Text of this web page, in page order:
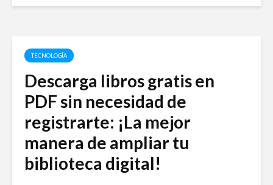
TECNOLOGÍA
Descarga libros gratis en
PDF sin necesidad de
registrarte: ¡La mejor
manera de ampliar tu
biblioteca digital!